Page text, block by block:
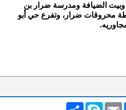
وبيت الضيافة ومدرسة ضرار بن
محروقات ضرار، وتفرع حي أبو
انشر Skype Email